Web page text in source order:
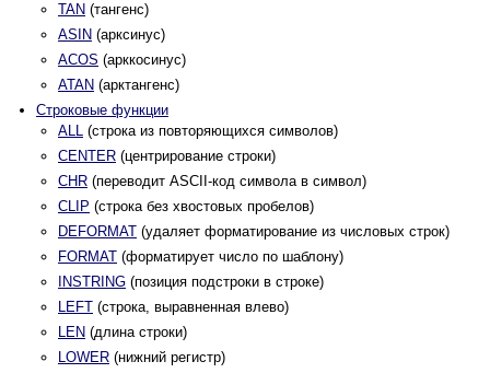
TAN (тангенс)
ASIN (арксинус)
ACOS (арккосинус)
ATAN (арктангенс)
Строковые функции
ALL (строка из повторяющихся символов)
CENTER (центрирование строки)
CHR (переводит ASCII-код символа в символ)
CLIP (строка без хвостовых пробелов)
DEFORMAT (удаляет форматирование из числовых строк)
FORMAT (форматирует число по шаблону)
INSTRING (позиция подстроки в строке)
LEFT (строка, выравненная влево)
LEN (длина строки)
LOWER (нижний регистр)